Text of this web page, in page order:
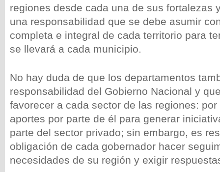
regiones desde cada una de sus fortalezas
una responsabilidad que se debe asumir
completa e integral de cada territorio para
se llevará a cada municipio.
No hay duda de que los departamentos
responsabilidad del Gobierno Nacional y
favorecer a cada sector de las regiones:
aportes por parte de él para generar
parte del sector privado; sin embargo, es
obligación de cada gobernador hacer
necesidades de su región y exigir